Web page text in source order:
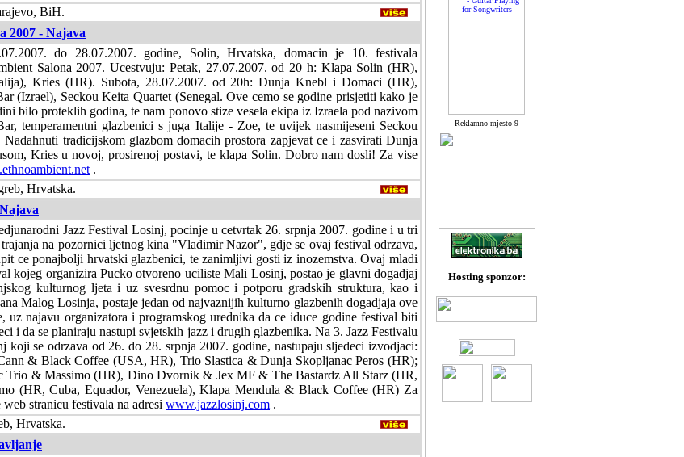
BiH.
2007 - Najava
do 28.07.2007. godine, Solin, Hrvatska, domacin je 10. festivala
Salona 2007. Ucestvuju: Petak, 27.07.2007. od 20 h: Klapa Solin (HR),
Kries (HR). Subota, 28.07.2007. od 20h: Dunja Knebl i Domaci (HR),
(Izrael), Seckou Keita Quartet (Senegal. Ove cemo se godine prisjetiti kako je
bilo proteklih godina, te nam ponovo stize vesela ekipa iz Izraela pod nazivom
temperamentni glazbenici s juga Italije - Zoe, te uvijek nasmijeseni Seckou
tradicijskom glazbom domacih prostora zapjevat ce i zasvirati Dunja
Kries u novoj, prosirenoj postavi, te klapa Solin. Dobro nam dosli! Za vise
.
Hrvatska.
Jazz Festival Losinj, pocinje u cetvrtak 26. srpnja 2007. godine i u tri
trajanja na pozornici ljetnog kina "Vladimir Nazor", gdje se ovaj festival odrzava,
ce ponajbolji hrvatski glazbenici, te zanimljivi gosti iz inozemstva. Ovaj mladi
kojeg organizira Pucko otvoreno uciliste Mali Losinj, postao je glavni dogadjaj
kulturnog ljeta i uz svesrdnu pomoc i potporu gradskih struktura, kao i
Malog Losinja, postaje jedan od najvaznijih kulturno glazbenih dogadjaja ove
uz najavu organizatora i programskog urednika da ce iduce godine festival biti
i da se planiraju nastupi svjetskih jazz i drugih glazbenika. Na 3. Jazz Festivalu
koji se odrzava od 26. do 28. srpnja 2007. godine, nastupaju sljedeci izvodjaci:
& Black Coffee (USA, HR), Trio Slastica & Dunja Skopljanac Peros (HR);
Trio & Massimo (HR), Dino Dvornik & Jex MF & The Bastardz All Starz (HR,
(HR, Cuba, Equador, Venezuela), Klapa Mendula & Black Coffee (HR) Za
stranicu festivala na adresi www.jazzlosinj.com .
Hrvatska.
Reklamno mjesto 9
Hosting sponzor: